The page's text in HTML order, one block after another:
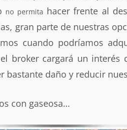
no permita hacer frente al
gran parte de nuestras
cuando podríamos
broker cargará un
bastante daño y reducir
con gaseosa…